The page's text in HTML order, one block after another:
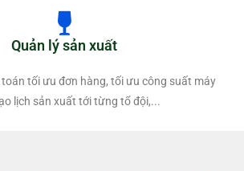
Quản lý sản xuất
tối ưu đơn hàng, tối ưu công suất máy
lịch sản xuất tới từng tổ đội,...